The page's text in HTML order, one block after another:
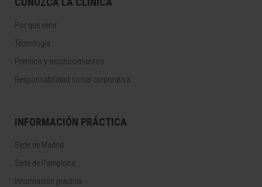
Por qué venir
Tecnología
Premios y reconocimientos
Responsabilidad social corporativa
INFORMACIÓN PRÁCTICA
Sede de Madrid
Sede de Pamplona
Información práctica